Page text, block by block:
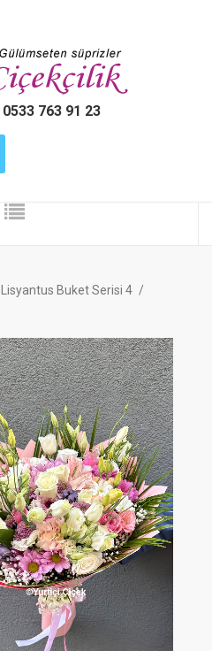
0533 763 91 23
Lisyantus Buket Serisi 4